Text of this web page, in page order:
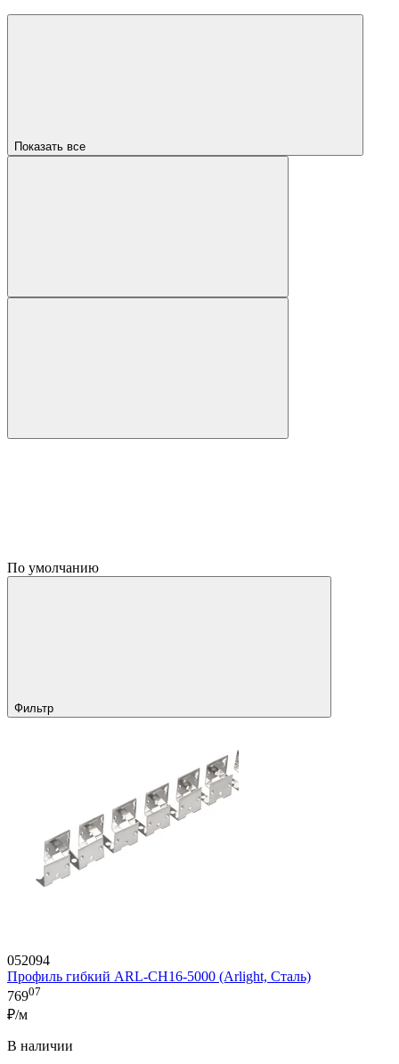
Показать все
По умолчанию
Фильтр
052094
Профиль гибкий ARL-CH16-5000 (Arlight, Сталь)
76907
₽/м
В наличии